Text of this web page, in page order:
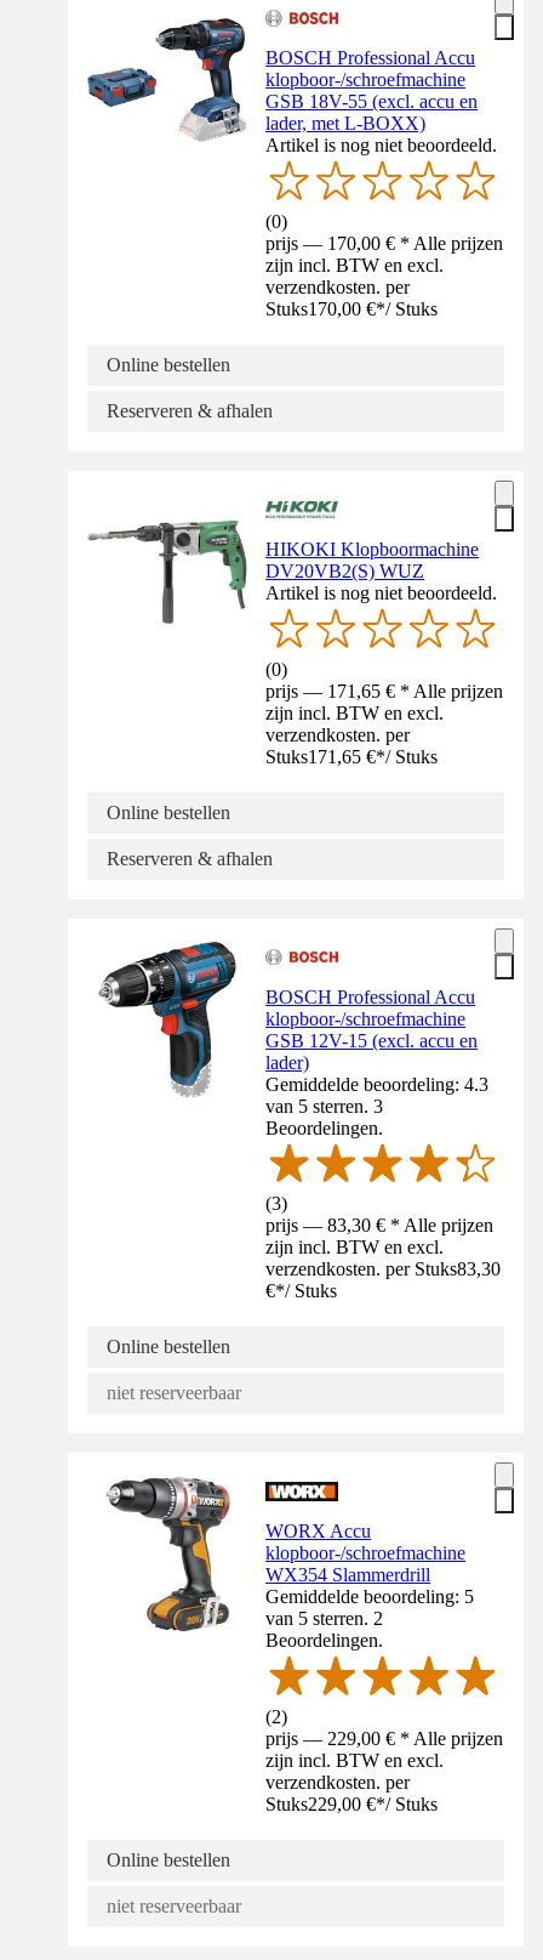
BOSCH Professional Accu
klopboor-/schroefmachine
GSB 18V-55 (excl. accu en
lader, met L-BOXX)
Artikel is nog niet beoordeeld.
(0)
prijs — 170,00 € * Alle prijzen
zijn incl. BTW en excl.
verzendkosten. per
Stuks170,00 €*/ Stuks
Online bestellen
Reserveren & afhalen
HIKOKI Klopboormachine
DV20VB2(S) WUZ
Artikel is nog niet beoordeeld.
(0)
prijs — 171,65 € * Alle prijzen
zijn incl. BTW en excl.
verzendkosten. per
Stuks171,65 €*/ Stuks
Online bestellen
Reserveren & afhalen
BOSCH Professional Accu
klopboor-/schroefmachine
GSB 12V-15 (excl. accu en
lader)
Gemiddelde beoordeling: 4.3
van 5 sterren. 3
Beoordelingen.
(3)
prijs — 83,30 € * Alle prijzen
zijn incl. BTW en excl.
verzendkosten. per Stuks83,30
€*/ Stuks
Online bestellen
niet reserveerbaar
WORX Accu
klopboor-/schroefmachine
WX354 Slammerdrill
Gemiddelde beoordeling: 5
van 5 sterren. 2
Beoordelingen.
(2)
prijs — 229,00 € * Alle prijzen
zijn incl. BTW en excl.
verzendkosten. per
Stuks229,00 €*/ Stuks
Online bestellen
niet reserveerbaar